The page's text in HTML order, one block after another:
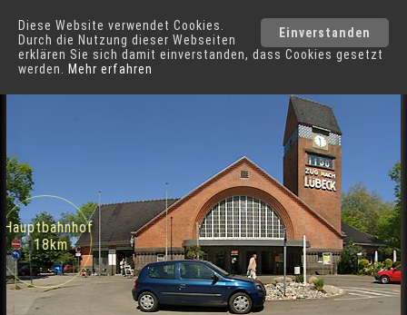
Einverstanden
Diese Website verwendet Cookies.
Durch die Nutzung dieser Webseiten
erklären Sie sich damit einverstanden, dass Cookies gesetzt
werden.
Mehr erfahren
Travemünde
Städte
18km